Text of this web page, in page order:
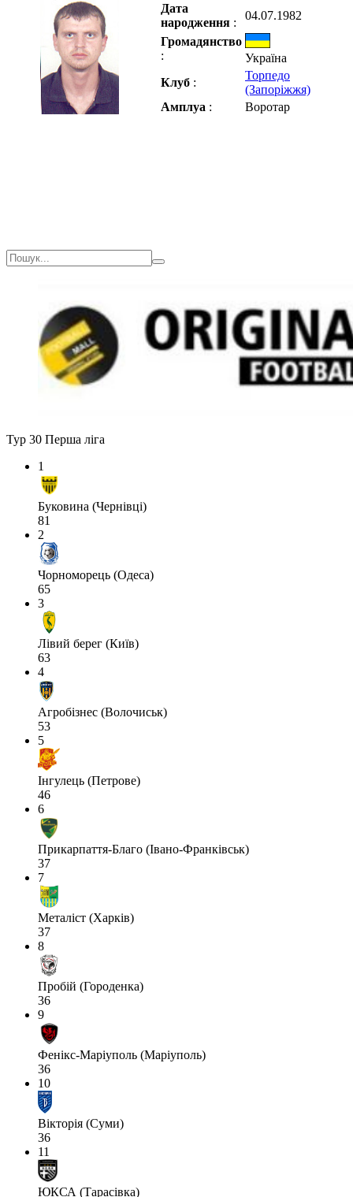
Дата
народження :
04.07.1982
Громадянство
:
Україна
Клуб :
Торпедо
(Запоріжжя)
Амплуа : Воротар
Тур 30 Перша ліга
1
Буковина (Чернівці)
81
2
Чорноморець (Одеса)
65
3
Лівий берег (Київ)
63
4
Агробізнес (Волочиськ)
53
5
Інгулець (Петрове)
46
6
Прикарпаття-Благо (Івано-Франківськ)
37
7
Металіст (Харків)
37
8
Пробій (Городенка)
36
9
Фенікс-Маріуполь (Маріуполь)
36
10
Вікторія (Суми)
36
11
ЮКСА (Тарасівка)